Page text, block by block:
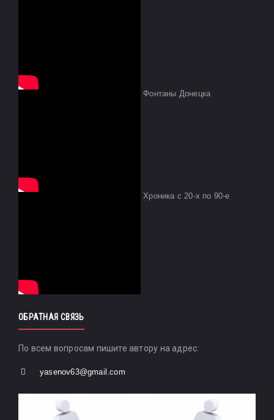
Фонтаны Донецка
Хроника с 20-х по 90-е
ОБРАТНАЯ СВЯЗЬ
По всем вопросам пишите автору на адрес:
yasenov63@gmail.com